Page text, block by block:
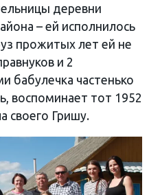
деревни
– ей исполнилось
прожитых лет ей не
и 2
бабулечка частенько
воспоминает тот 1952
своего Гришу.